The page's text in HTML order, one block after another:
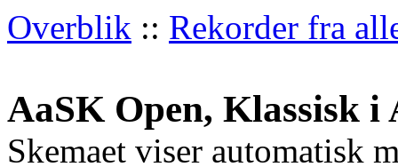
Overblik :: Rekorder fra
AaSK Open, Klassisk i
Skemaet viser automatisk